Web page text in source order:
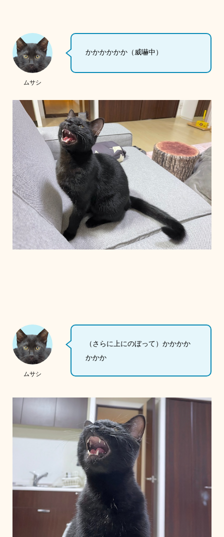
ムサシ
かかかかかか（威嚇中）
ムサシ
（さらに上にのぼって）かかかか
かかか